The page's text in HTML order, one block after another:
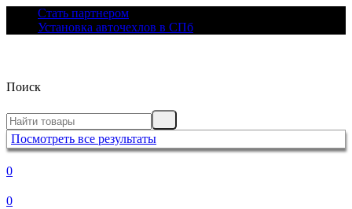
Стать партнером
Установка авточехлов в СПб
Поиск
Посмотреть все результаты
0
0